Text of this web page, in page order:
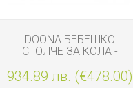
DOONA БЕБЕШКО
СТОЛЧЕ ЗА КОЛА -
SAHARA SAND
934.89 лв. (€478.00)